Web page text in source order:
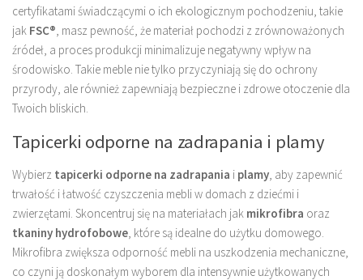
certyfikatami świadczącymi o ich ekologicznym pochodzeniu, takie
jak FSC® , masz pewność, że materiał pochodzi z zrównoważonych
źródeł, a proces produkcji minimalizuje negatywny wpływ na
środowisko. Takie meble nie tylko przyczyniają się do ochrony
przyrody, ale również zapewniają bezpieczne i zdrowe otoczenie dla
Twoich bliskich.
Tapicerki odporne na zadrapania i plamy
Wybierz tapicerki odporne na zadrapania i plamy , aby zapewnić
trwałość i łatwość czyszczenia mebli w domach z dziećmi i
zwierzętami. Skoncentruj się na materiałach jak mikrofibra oraz
tkaniny hydrofobowe , które są idealne do użytku domowego.
Mikrofibra zwiększa odporność mebli na uszkodzenia mechaniczne,
co czyni ją doskonałym wyborem dla intensywnie użytkowanych